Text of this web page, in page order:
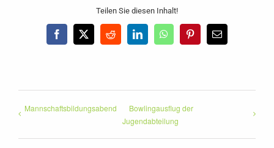
Teilen Sie diesen Inhalt!
Facebook
X RedditLinkedInWhatsAppPinterest
E-
Mannschaftsbildungsabend
Bowlingausflug der
Jugendabteilung